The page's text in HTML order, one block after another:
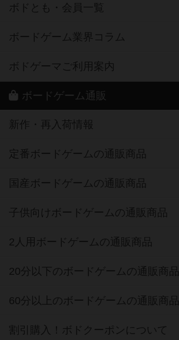
ボドとも・会員一覧
ボードゲーム業界コラム
ボドゲーマご利用案内
ボードゲーム通販
新作・再入荷情報
定番ボードゲームの通販商品
国産ボードゲームの通販商品
子供向けボードゲームの通販商品
2人用ボードゲームの通販商品
20分以下のボードゲームの通販商品
60分以上のボードゲームの通販商品
割引購入！ボドクーポンについて